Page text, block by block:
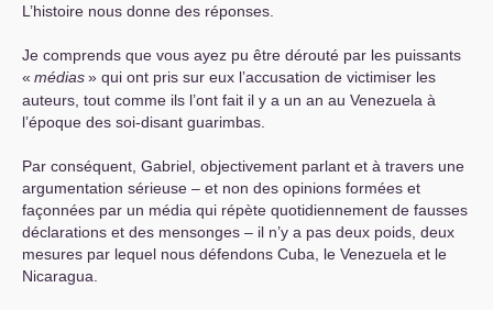
L’histoire nous donne des réponses.
Je comprends que vous ayez pu être dérouté par les puissants
« médias» qui ont pris sur eux l’accusation de victimiser les
auteurs, tout comme ils l’ont fait il y a un an au Venezuela à
l’époque des soi-disant guarimbas.
Par conséquent, Gabriel, objectivement parlant et à travers une
argumentation sérieuse – et non des opinions formées et
façonnées par un média qui répète quotidiennement de fausses
déclarations et des mensonges – il n’y a pas deux poids, deux
mesures par lequel nous défendons Cuba, le Venezuela et le
Nicaragua.